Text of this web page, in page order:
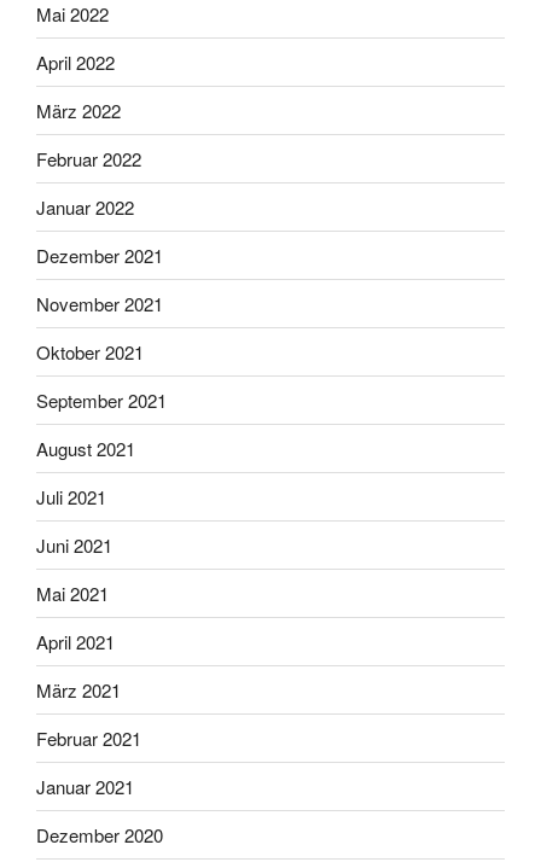
Mai 2022
April 2022
März 2022
Februar 2022
Januar 2022
Dezember 2021
November 2021
Oktober 2021
September 2021
August 2021
Juli 2021
Juni 2021
Mai 2021
April 2021
März 2021
Februar 2021
Januar 2021
Dezember 2020